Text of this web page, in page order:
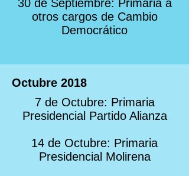
30 de Septiembre: Primaria a
otros cargos de Cambio
Democrático
Octubre 2018
7 de Octubre: Primaria
Presidencial Partido Alianza
14 de Octubre: Primaria
Presidencial Molirena